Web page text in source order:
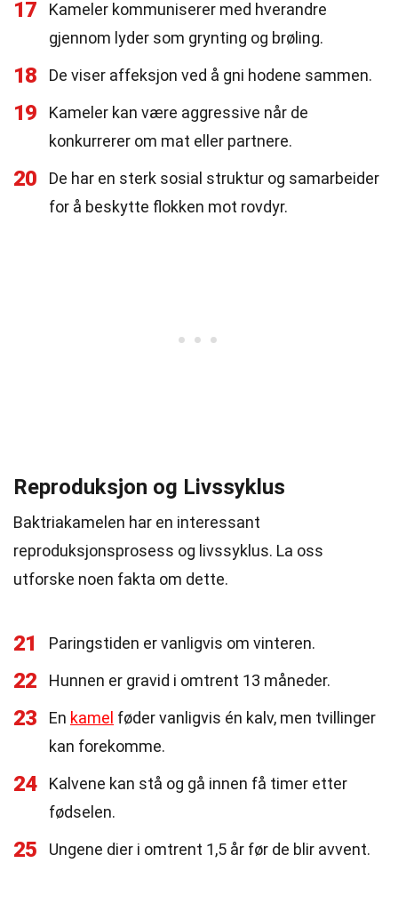
17
Kameler kommuniserer med hverandre
gjennom lyder som grynting og brøling.
18 De viser affeksjon ved å gni hodene sammen.
19
Kameler kan være aggressive når de
konkurrerer om mat eller partnere.
20
De har en sterk sosial struktur og samarbeider
for å beskytte flokken mot rovdyr.
Reproduksjon og Livssyklus
Baktriakamelen har en interessant
reproduksjonsprosess og livssyklus. La oss
utforske noen fakta om dette.
21 Paringstiden er vanligvis om vinteren.
22 Hunnen er gravid i omtrent 13 måneder.
23 En kamel føder vanligvis én kalv, men tvillinger
kan forekomme.
24
Kalvene kan stå og gå innen få timer etter
fødselen.
25 Ungene dier i omtrent 1,5 år før de blir avvent.